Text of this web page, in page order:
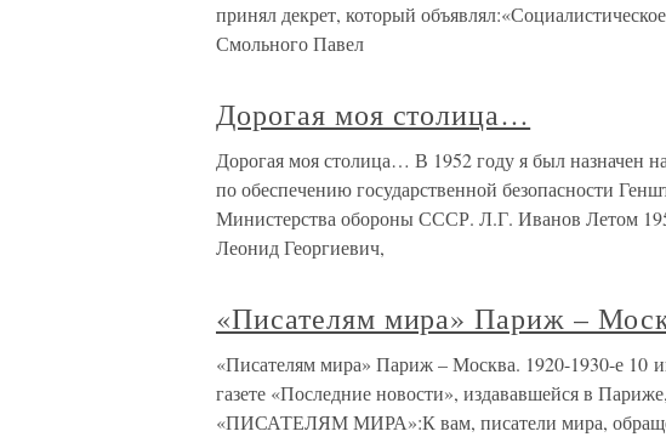
принял декрет, который
Смольного Павел
Дорогая моя столица…
Дорогая моя столица… В 1952 году я был назначен
по обеспечению государственной безопасности
Министерства обороны СССР. Л.Г. Иванов Летом
Леонид Георгиевич,
«Писателям мира» Париж –
«Писателям мира» Париж – Москва. 1920-1930-е 10
газете «Последние новости», издававшейся в
«ПИСАТЕЛЯМ МИРА»:К вам, писатели мира,